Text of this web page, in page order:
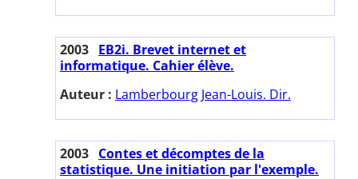
2003 EB2i. Brevet internet et
informatique. Cahier élève.
Auteur : Lamberbourg Jean-Louis. Dir.
2003 Contes et décomptes de la
statistique. Une initiation par l'exemple.